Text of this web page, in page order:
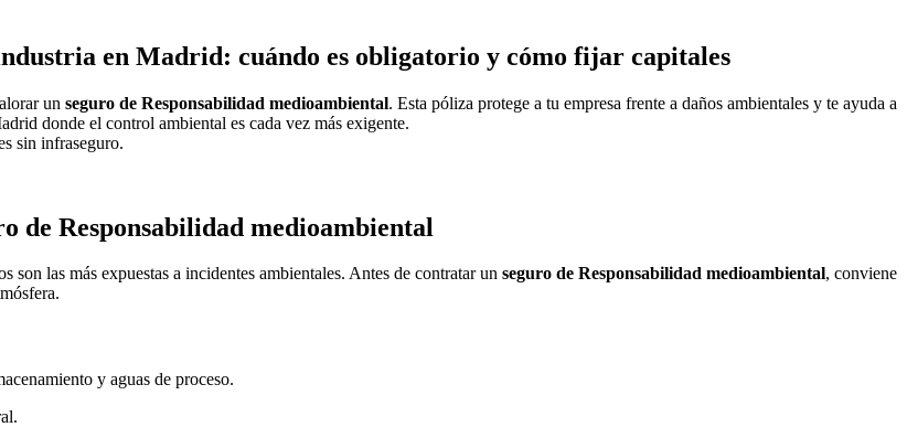
en Madrid: cuándo es obligatorio y cómo fijar capitales
un seguro de Responsabilidad medioambiental. Esta póliza protege a tu empresa frente a daños ambientales y te ayuda a
donde el control ambiental es cada vez más exigente.
sin infraseguro.
de Responsabilidad medioambiental
son las más expuestas a incidentes ambientales. Antes de contratar un seguro de Responsabilidad medioambiental, conviene
y aguas de proceso.